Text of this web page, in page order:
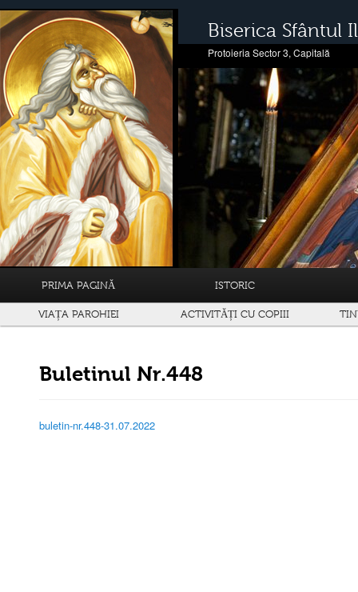
Biserica Sfântul
Protoieria Sector 3, Capitală
PRIMA PAGINĂ ISTORIC
VIAȚA PAROHIEI ACTIVITĂȚI CU COPIII
Buletinul Nr.448
buletin-nr.448-31.07.2022